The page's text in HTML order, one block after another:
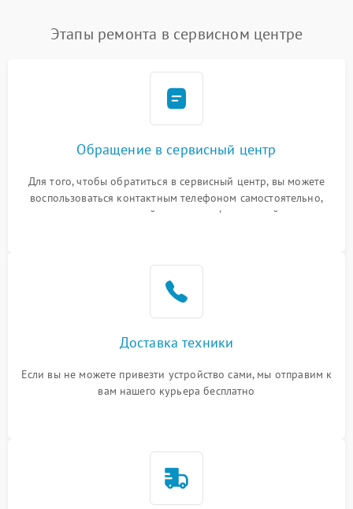
Этапы ремонта в сервисном центре
Обращение в сервисный центр
Для того, чтобы обратиться в сервисный центр, вы можете
воспользоваться контактным телефоном самостоятельно,
или оставить свой номер телефона на сайте
Доставка техники
Если вы не можете привезти устройство сами, мы отправим к
вам нашего курьера бесплатно